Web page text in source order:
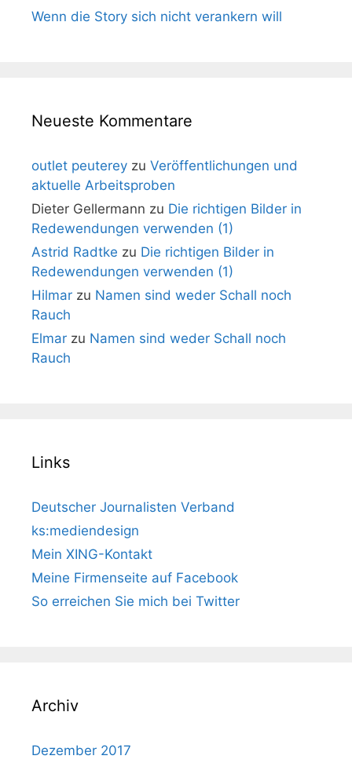
Wenn die Story sich nicht verankern will
Neueste Kommentare
outlet peuterey zu Veröffentlichungen und
aktuelle Arbeitsproben
Dieter Gellermann zu Die richtigen Bilder in
Redewendungen verwenden (1)
Astrid Radtke zu Die richtigen Bilder in
Redewendungen verwenden (1)
Hilmar zu Namen sind weder Schall noch
Rauch
Elmar zu Namen sind weder Schall noch
Rauch
Links
Deutscher Journalisten Verband
ks:mediendesign
Mein XING-Kontakt
Meine Firmenseite auf Facebook
So erreichen Sie mich bei Twitter
Archiv
Dezember 2017